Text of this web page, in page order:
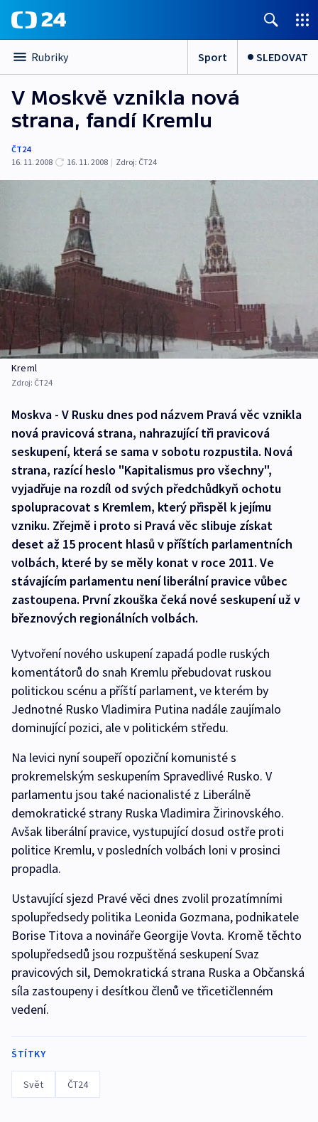
Rubriky Sport SLEDOVAT
V Moskvě vznikla nová
strana, fandí Kremlu
ČT24
16. 11. 2008
16. 11. 2008 | Zdroj: ČT24
Kreml
Zdroj: ČT24
Moskva - V Rusku dnes pod názvem Pravá věc vznikla
nová pravicová strana, nahrazující tři pravicová
seskupení, která se sama v sobotu rozpustila. Nová
strana, razící heslo "Kapitalismus pro všechny",
vyjadřuje na rozdíl od svých předchůdkyň ochotu
spolupracovat s Kremlem, který přispěl k jejímu
vzniku. Zřejmě i proto si Pravá věc slibuje získat
deset až 15 procent hlasů v příštích parlamentních
volbách, které by se měly konat v roce 2011. Ve
stávajícím parlamentu není liberální pravice vůbec
zastoupena. První zkouška čeká nové seskupení už v
březnových regionálních volbách.
Vytvoření nového uskupení zapadá podle ruských
komentátorů do snah Kremlu přebudovat ruskou
politickou scénu a příští parlament, ve kterém by
Jednotné Rusko Vladimira Putina nadále zaujímalo
dominující pozici, ale v politickém středu.
Na levici nyní soupeří opoziční komunisté s
prokremelským seskupením Spravedlivé Rusko. V
parlamentu jsou také nacionalisté z Liberálně
demokratické strany Ruska Vladimira Žirinovského.
Avšak liberální pravice, vystupující dosud ostře proti
politice Kremlu, v posledních volbách loni v prosinci
propadla.
Ustavující sjezd Pravé věci dnes zvolil prozatímními
spolupředsedy politika Leonida Gozmana, podnikatele
Borise Titova a novináře Georgije Vovta. Kromě těchto
spolupředsedů jsou rozpuštěná seskupení Svaz
pravicových sil, Demokratická strana Ruska a Občanská
síla zastoupeny i desítkou členů ve třicetičlenném
vedení.
ŠTÍTKY
Svět ČT24